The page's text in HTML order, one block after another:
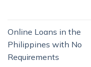
Online Loans in the
Philippines with No
Requirements